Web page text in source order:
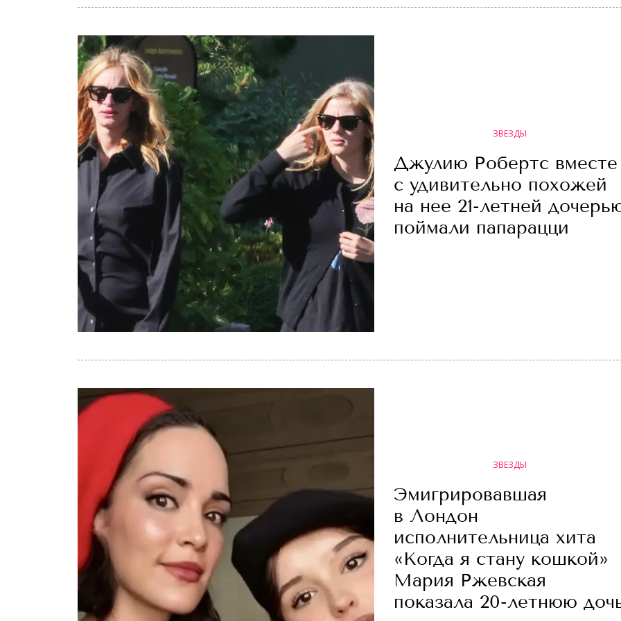
ЗВЕЗДЫ
Джулию Робертс вместе
с удивительно похожей
на нее 21-летней
поймали папарацци
ЗВЕЗДЫ
Эмигрировавшая
в Лондон
исполнительница хита
«Когда я стану кошкой»
Мария Ржевская
показала 20-летнюю